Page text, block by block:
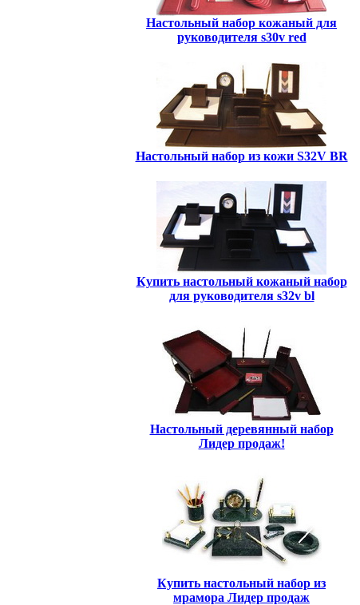
Настольный набор кожаный для
руководителя s30v red
Настольный набор из кожи S32V BR
Купить настольный кожаный набор
для руководителя s32v bl
Настольный деревянный набор
Лидер продаж!
Купить настольный набор из
мрамора Лидер продаж